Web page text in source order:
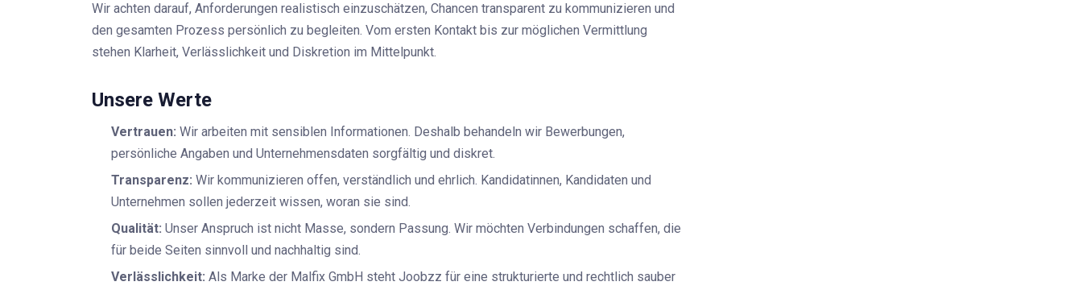
Wir achten darauf, Anforderungen realistisch einzuschätzen, Chancen transparent zu kommunizieren und
den gesamten Prozess persönlich zu begleiten. Vom ersten Kontakt bis zur möglichen Vermittlung
stehen Klarheit, Verlässlichkeit und Diskretion im Mittelpunkt.
Unsere Werte
Vertrauen: Wir arbeiten mit sensiblen Informationen. Deshalb behandeln wir Bewerbungen,
persönliche Angaben und Unternehmensdaten sorgfältig und diskret.
Transparenz: Wir kommunizieren offen, verständlich und ehrlich. Kandidatinnen, Kandidaten und
Unternehmen sollen jederzeit wissen, woran sie sind.
Qualität: Unser Anspruch ist nicht Masse, sondern Passung. Wir möchten Verbindungen schaffen, die
für beide Seiten sinnvoll und nachhaltig sind.
Verlässlichkeit: Als Marke der Malfix GmbH steht Joobzz für eine strukturierte und rechtlich sauber